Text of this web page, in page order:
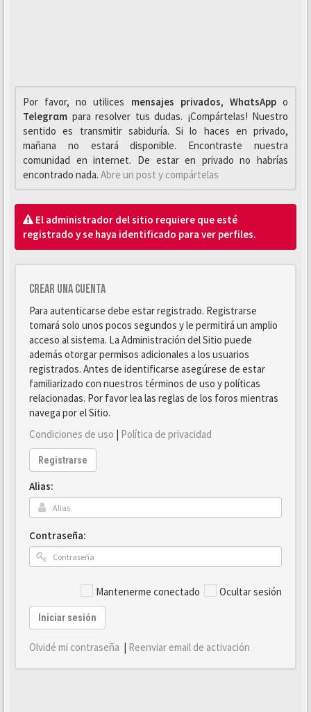
Por favor, no utilices mensajes privados, WhαtsAppo
Telegrαm para resolver tus dudas. ¡Compártelas! Nuestro
sentido es transmitir sabiduría. Si lo haces en privado,
mañana no estará disponible. Encontraste nuestra
comunidad en internet. De estar en privado no habrías
encontrado nada. Abre un post y compártelas
El administrador del sitio requiere que esté
registrado y se haya identificado para ver perfiles.
Crear una cuenta
Para autenticarse debe estar registrado. Registrarse
tomará solo unos pocos segundos y le permitirá un amplio
acceso al sistema. La Administración del Sitio puede
además otorgar permisos adicionales a los usuarios
registrados. Antes de identificarse asegúrese de estar
familiarizado con nuestros términos de uso y políticas
relacionadas. Por favor lea las reglas de los foros mientras
navega por el Sitio.
Condiciones de uso | Política de privacidad
Registrarse
Alias:
Contraseña:
Mantenerme conectado Ocultar sesión
Iniciar sesión
Olvidé mi contraseña | Reenviar email de activación